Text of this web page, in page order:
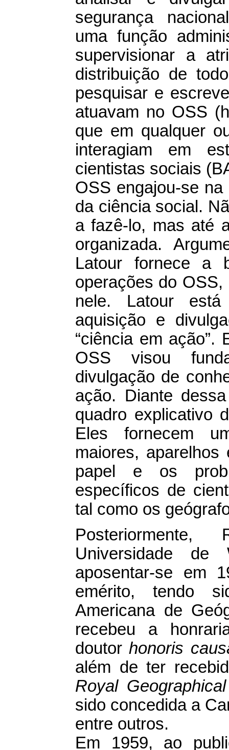
segurança
uma função
supervisionar a
distribuição de
pesquisar e
atuavam no OSS
que em qualquer
interagiam em
cientistas sociais
OSS engajou-se
da ciência social.
a fazê-lo, mas até
organizada.
Latour fornece a
operações do
nele. Latour
aquisição e
“ciência em ação”.
OSS visou
divulgação de
ação. Diante
quadro explicativo
Eles fornecem
maiores,
papel e os
específicos de
tal como os
Universidade de
aposentar-se em
emérito, tendo
Americana de
recebeu a
doutorhonoris
além de ter
Royal
sido concedida a
entre outros.
Em 1959, ao